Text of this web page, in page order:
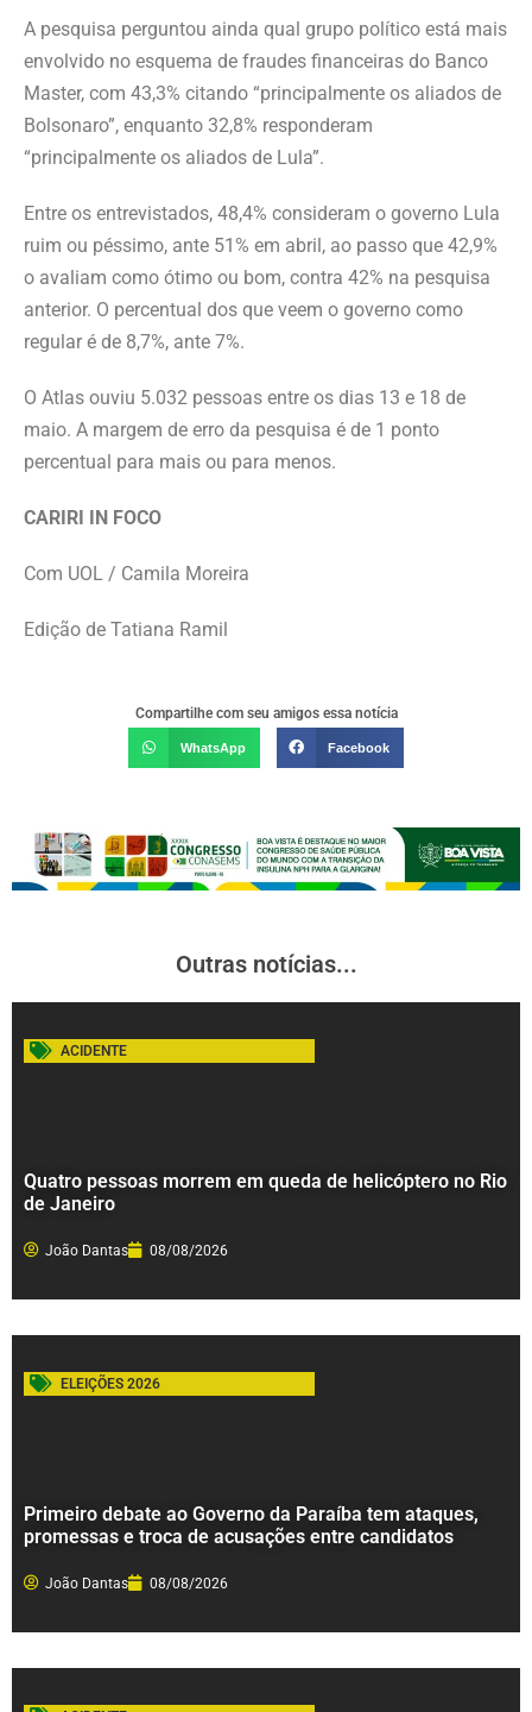
A pesquisa perguntou ainda qual grupo político está mais
envolvido no esquema ‌de fraudes financeiras do ‌Banco
Master, com 43,3% citando “principalmente os aliados de
Bolsonaro”, enquanto 32,8% ⁠responderam
“principalmente os aliados de Lula”.
Entre os entrevistados, 48,4% consideram o governo Lula
ruim ou péssimo, ante 51% em abril, ao passo que 42,9%
o avaliam como ​ótimo ou ​bom, contra 42% na pesquisa
anterior. O percentual dos que veem o governo como
regular é de 8,7%, ante 7%.
O Atlas ouviu 5.032 pessoas entre os dias 13 e 18 de
maio. A margem de erro da pesquisa é ⁠de 1 ponto
percentual para mais ou para menos.
CARIRI IN FOCO
Com UOL / ​Camila Moreira
Edição de Tatiana Ramil
Compartilhe com seu amigos essa notícia
WhatsApp Facebook
Outras notícias...
ACIDENTE
Quatro pessoas morrem em queda de helicóptero no Rio
de Janeiro
João Dantas 08/08/2026
ELEIÇÕES 2026
Primeiro debate ao Governo da Paraíba tem ataques,
promessas e troca de acusações entre candidatos
João Dantas 08/08/2026